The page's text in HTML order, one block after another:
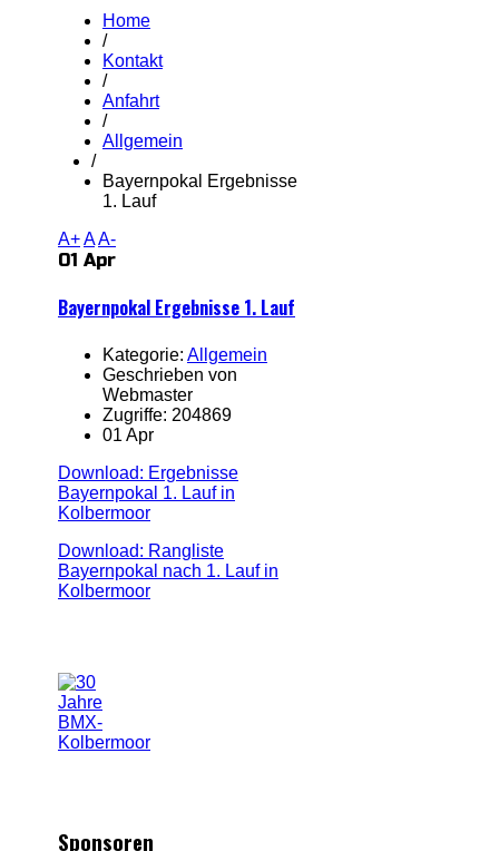
Home
/
Kontakt
/
Anfahrt
/
Allgemein
/
Bayernpokal Ergebnisse
1. Lauf
A+AA-
01 Apr
Bayernpokal Ergebnisse 1. Lauf
Kategorie: Allgemein
Geschrieben von
Webmaster
Zugriffe: 204869
01 Apr
Download: Ergebnisse
Bayernpokal 1. Lauf in
Kolbermoor
Download: Rangliste
Bayernpokal nach 1. Lauf in
Kolbermoor
Sponsoren